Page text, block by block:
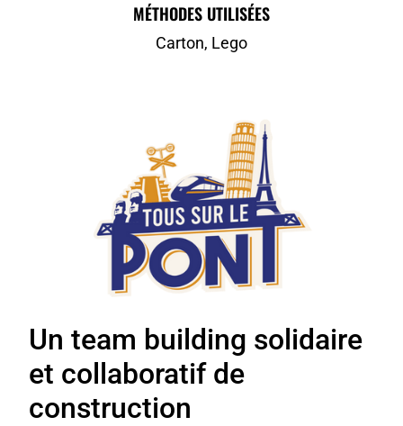
MÉTHODES UTILISÉES
Carton, Lego
Un team building solidaire
et collaboratif de
construction